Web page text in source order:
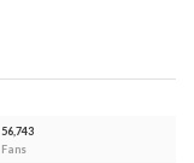
56,743
Fans